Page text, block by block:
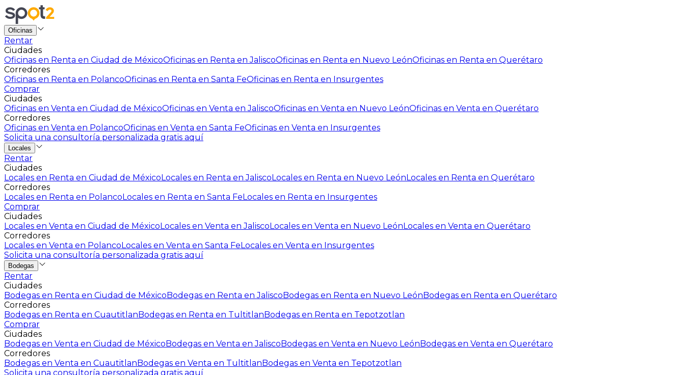
Oficinas
Rentar
Ciudades
Oficinas en Renta en Ciudad de MéxicoOficinas en Renta en JaliscoOficinas en Renta en Nuevo LeónOficinas en Renta en Querétaro
Corredores
Oficinas en Renta en PolancoOficinas en Renta en Santa FeOficinas en Renta en Insurgentes
Comprar
Ciudades
Oficinas en Venta en Ciudad de MéxicoOficinas en Venta en JaliscoOficinas en Venta en Nuevo LeónOficinas en Venta en Querétaro
Corredores
Oficinas en Venta en PolancoOficinas en Venta en Santa FeOficinas en Venta en Insurgentes
Solicita una consultoría personalizada gratis aquí
Locales
Rentar
Ciudades
Locales en Renta en Ciudad de MéxicoLocales en Renta en JaliscoLocales en Renta en Nuevo LeónLocales en Renta en Querétaro
Corredores
Locales en Renta en PolancoLocales en Renta en Santa FeLocales en Renta en Insurgentes
Comprar
Ciudades
Locales en Venta en Ciudad de MéxicoLocales en Venta en JaliscoLocales en Venta en Nuevo LeónLocales en Venta en Querétaro
Corredores
Locales en Venta en PolancoLocales en Venta en Santa FeLocales en Venta en Insurgentes
Solicita una consultoría personalizada gratis aquí
Bodegas
Rentar
Ciudades
Bodegas en Renta en Ciudad de MéxicoBodegas en Renta en JaliscoBodegas en Renta en Nuevo LeónBodegas en Renta en Querétaro
Corredores
Bodegas en Renta en CuautitlanBodegas en Renta en TultitlanBodegas en Renta en Tepotzotlan
Comprar
Ciudades
Bodegas en Venta en Ciudad de MéxicoBodegas en Venta en JaliscoBodegas en Venta en Nuevo LeónBodegas en Venta en Querétaro
Corredores
Bodegas en Venta en CuautitlanBodegas en Venta en TultitlanBodegas en Venta en Tepotzotlan
Solicita una consultoría personalizada gratis aquí